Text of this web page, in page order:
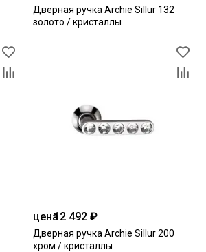
Дверная ручка Archie Sillur 132
золото / кристаллы
цена12 492 ₽
Дверная ручка Archie Sillur 200
хром / кристаллы